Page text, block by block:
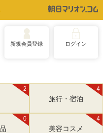
新規会員登録 ログイン
2 4
旅行・宿泊
0 4
美容コスメ